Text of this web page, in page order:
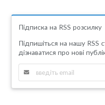
Підписка на RSS розсилку
Підпишіться на нашу RSS
дізнаватися про нові